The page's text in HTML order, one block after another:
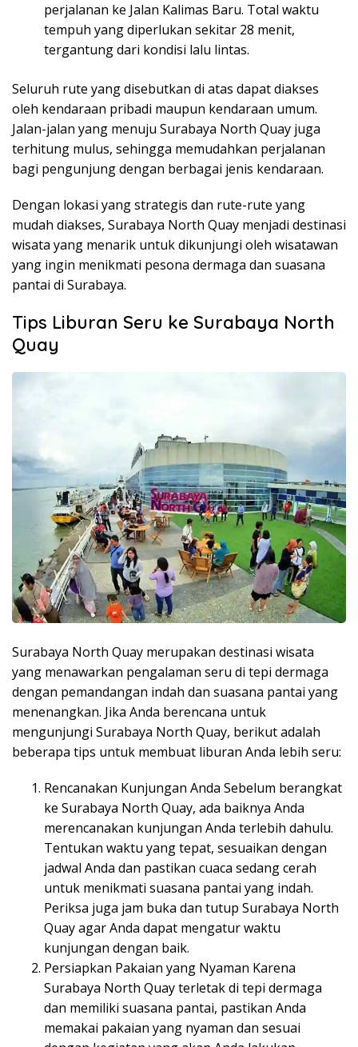
perjalanan ke Jalan Kalimas Baru. Total waktu
tempuh yang diperlukan sekitar 28 menit,
tergantung dari kondisi lalu lintas.
Seluruh rute yang disebutkan di atas dapat diakses
oleh kendaraan pribadi maupun kendaraan umum.
Jalan-jalan yang menuju Surabaya North Quay juga
terhitung mulus, sehingga memudahkan perjalanan
bagi pengunjung dengan berbagai jenis kendaraan.
Dengan lokasi yang strategis dan rute-rute yang
mudah diakses, Surabaya North Quay menjadi destinasi
wisata yang menarik untuk dikunjungi oleh wisatawan
yang ingin menikmati pesona dermaga dan suasana
pantai di Surabaya.
Tips Liburan Seru ke Surabaya North
Quay
Surabaya North Quay merupakan destinasi wisata
yang menawarkan pengalaman seru di tepi dermaga
dengan pemandangan indah dan suasana pantai yang
menenangkan. Jika Anda berencana untuk
mengunjungi Surabaya North Quay, berikut adalah
beberapa tips untuk membuat liburan Anda lebih seru:
Rencanakan Kunjungan Anda Sebelum berangkat
ke Surabaya North Quay, ada baiknya Anda
merencanakan kunjungan Anda terlebih dahulu.
Tentukan waktu yang tepat, sesuaikan dengan
jadwal Anda dan pastikan cuaca sedang cerah
untuk menikmati suasana pantai yang indah.
Periksa juga jam buka dan tutup Surabaya North
Quay agar Anda dapat mengatur waktu
kunjungan dengan baik.
Persiapkan Pakaian yang Nyaman Karena
Surabaya North Quay terletak di tepi dermaga
dan memiliki suasana pantai, pastikan Anda
memakai pakaian yang nyaman dan sesuai